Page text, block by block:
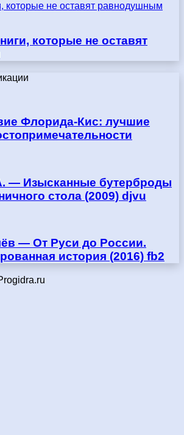
которые не оставят равнодушным
которые не оставят
Флорида-Кис: лучшие
— Изысканные бутерброды
стола (2009) djvu
— От Руси до России.
история (2016) fb2